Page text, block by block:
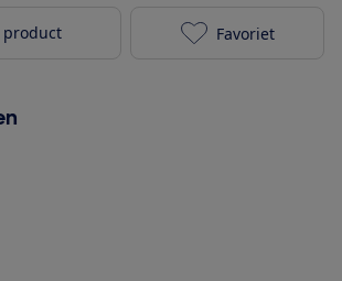
livoo
Favoriet